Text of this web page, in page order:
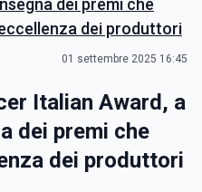
dei premi che
dei produttori
01 settembre 2025 16:45
Italian Award, a
dei premi che
dei produttori